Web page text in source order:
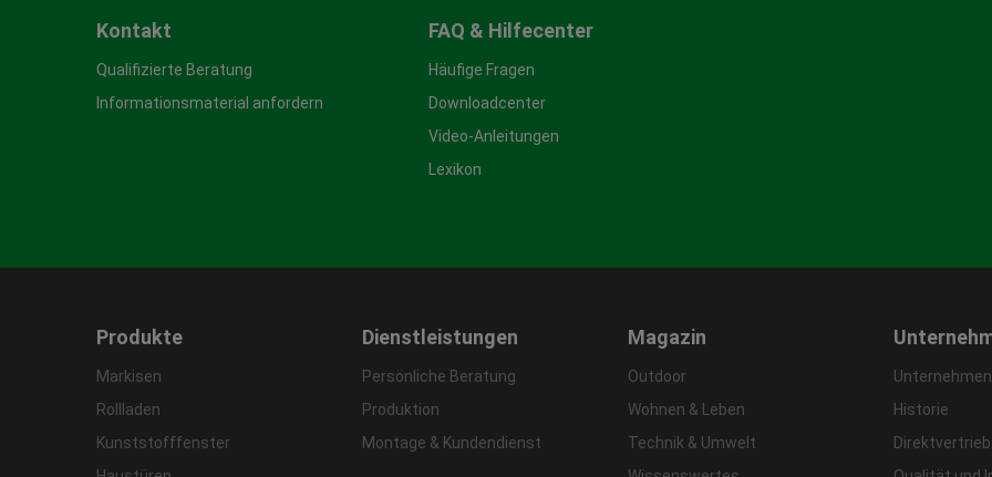
Kontakt
Qualifizierte Beratung
Informationsmaterial anfordern
FAQ & Hilfecenter
Häufige Fragen
Downloadcenter
Video-Anleitungen
Lexikon
Produkte
Markisen
Rollladen
Kunststofffenster
Dienstleistungen
Persönliche Beratung
Produktion
Montage & Kundendienst
Magazin
Outdoor
Wohnen & Leben
Technik & Umwelt
Historie
Direktvertrieb